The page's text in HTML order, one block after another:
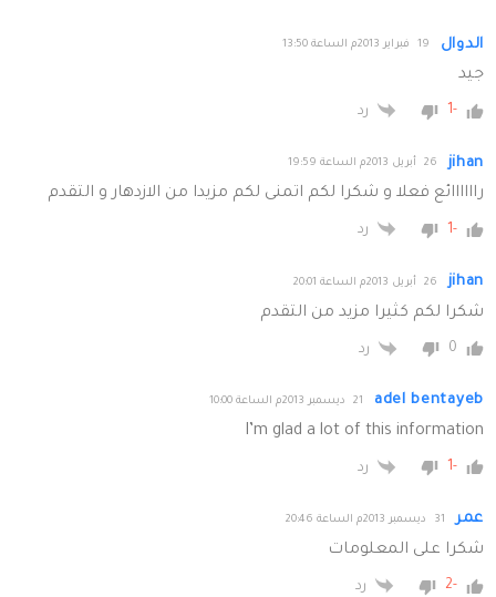
الدوال 19 فبراير 2013م الساعة 13:50
جيد
-1 رد
jihan 26 أبريل 2013م الساعة 19:59
راااااائع فعلا و شكرا لكم اتمنى لكم مزيدا من الازدهار و التقدم
-1 رد
jihan 26 أبريل 2013م الساعة 20:01
شكرا لكم كثيرا مزيد من التقدم
0 رد
adel bentayeb 21 ديسمبر 2013م الساعة 10:00
I’m glad a lot of this information
-1 رد
عمر 31 ديسمبر 2013م الساعة 20:46
شكرا على المعلومات
-2 رد